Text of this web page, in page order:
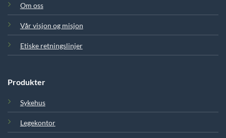
Om oss
Vår visjon og misjon
Etiske retningslinjer
Produkter
Sykehus
Legekontor